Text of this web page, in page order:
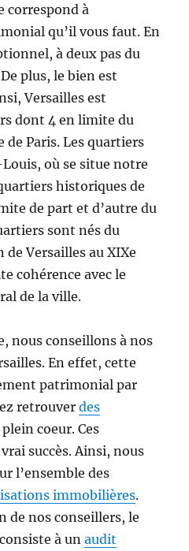
correspond à
qu’il vous faut. En
à deux pas du
plus, le bien est
Versailles est
dont 4 en limite du
de Paris. Les quartiers
où se situe notre
historiques de
de part et d’autre du
sont nés du
Versailles au XIXe
cohérence avec le
de la ville.
nous conseillons à nos
En effet, cette
patrimonial par
retrouverdes
coeur. Ces
succès. Ainsi, nous
l’ensemble des
immobilières.
de nos conseillers, le
à unaudit